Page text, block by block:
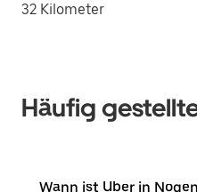
32 Kilometer
Häufig
Wann ist Uber in